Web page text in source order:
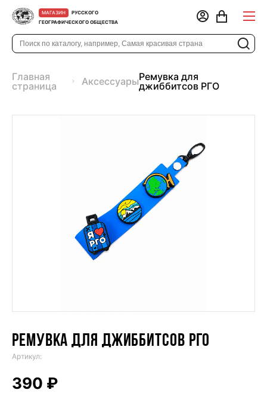
МАГАЗИН
РУССКОГО
ГЕОГРАФИЧЕСКОГО ОБЩЕСТВА
Главная
страница
АксессуарыРемувка для
джиббитсов РГО
РЕМУВКА ДЛЯ ДЖИББИТСОВ РГО
Артикул:
390 ₽